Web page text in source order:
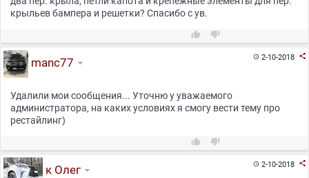
крыльев бампера и решетки? Спасибо с ув.
 
2-10-2018 
manc77
Удалили мои сообщения... Уточню у уважаемого
администратора, на каких условиях я смогу вести тему про
рестайлинг)
 
2-10-2018 
к Олег